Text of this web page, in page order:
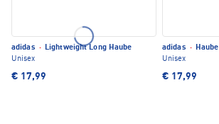
adidas · Lightweight Long Haube
Unisex
€ 17,99
adidas · Haube
Unisex
€ 17,99